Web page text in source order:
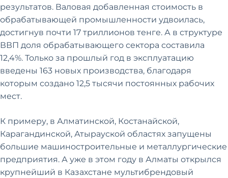
результатов. Валовая добавленная стоимость в
обрабатывающей промышленности удвоилась,
достигнув почти 17 триллионов тенге. А в структуре
ВВП доля обрабатывающего сектора составила
12,4%. Только за прошлый год в эксплуатацию
введены 163 новых производства, благодаря
которым создано 12,5 тысячи постоянных рабочих
мест.
К примеру, в Алматинской, Костанайской,
Карагандинской, Атырауской областях запущены
большие машиностроительные и металлургические
предприятия. А уже в этом году в Алматы открылся
крупнейший в Казахстане мультибрендовый